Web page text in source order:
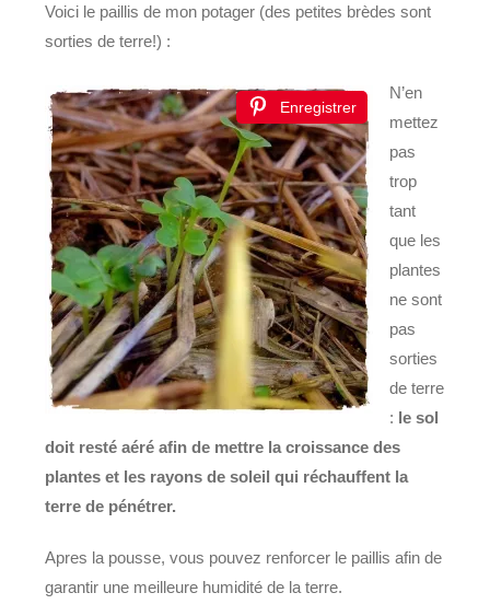
Voici le paillis de mon potager (des petites brèdes sont
sorties de terre!) :
Enregistrer
N’en
mettez
pas
trop
tant
que les
plantes
ne sont
pas
sorties
de terre
: le sol
doit resté aéré afin de mettre la croissance des
plantes et les rayons de soleil qui réchauffent la
terre de pénétrer.
Apres la pousse, vous pouvez renforcer le paillis afin de
garantir une meilleure humidité de la terre.